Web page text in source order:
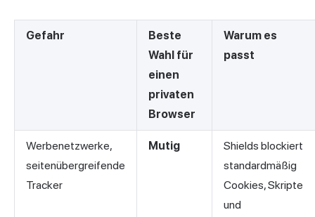
Gefahr
Beste
Wahl für
einen
privaten
Browser
Warum es
passt
Werbenetzwerke,
seitenübergreifende
Tracker
Mutig
Shields blockiert
standardmäßig
Cookies, Skripte
und